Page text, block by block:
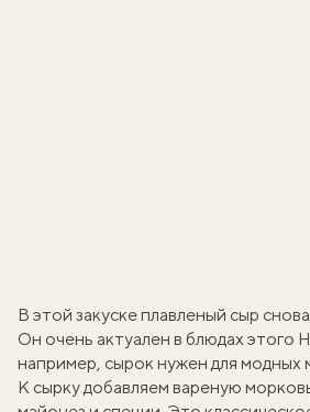
В этой закуске плавленый сыр
Он очень актуален в блюдах этого
например, сырок нужен для модных
К сырку добавляем вареную